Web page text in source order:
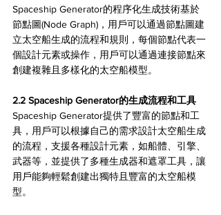
Spaceship Generator的程序化生成技術基於
節點圖(Node Graph)，用戶可以通過節點圖建
立太空船生成的流程和規則，每個節點代表一
個設計元素或操作，用戶可以通過連接節點來
創建複雜且多樣化的太空船模型。
2.2 Spaceship Generator的生成流程和工具
Spaceship Generator提供了豐富的節點和工
具，用戶可以根據自己的需求設計太空船生成
的流程，支援各種設計元素，如船體、引擎、
武器等，並提供了多種生成器和遮罩工具，讓
用戶能夠輕鬆創建出獨特且豐富的太空船模
型。